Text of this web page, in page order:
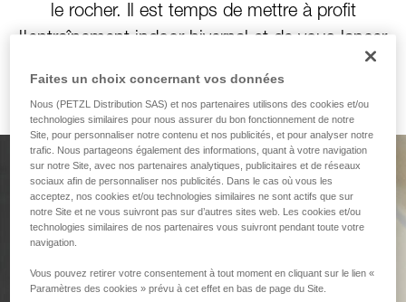
le rocher. Il est temps de mettre à profit
l'entraînement indoor hivernal et de vous lancer
Conçu pour grimper.
Pensé pour assurer.
GRIGRI+ : plus de sérénité en tête comme en
Faites un choix concernant vos données
Nous (PETZL Distribution SAS) et nos partenaires utilisons des cookies et/ou
technologies similaires pour nous assurer du bon fonctionnement de notre
Site, pour personnaliser notre contenu et nos publicités, et pour analyser notre
trafic. Nous partageons également des informations, quant à votre navigation
sur notre Site, avec nos partenaires analytiques, publicitaires et de réseaux
sociaux afin de personnaliser nos publicités. Dans le cas où vous les
acceptez, nos cookies et/ou technologies similaires ne sont actifs que sur
notre Site et ne vous suivront pas sur d’autres sites web. Les cookies et/ou
technologies similaires de nos partenaires vous suivront pendant toute votre
navigation.
Vous pouvez retirer votre consentement à tout moment en cliquant sur le lien «
Paramètres des cookies » prévu à cet effet en bas de page du Site.